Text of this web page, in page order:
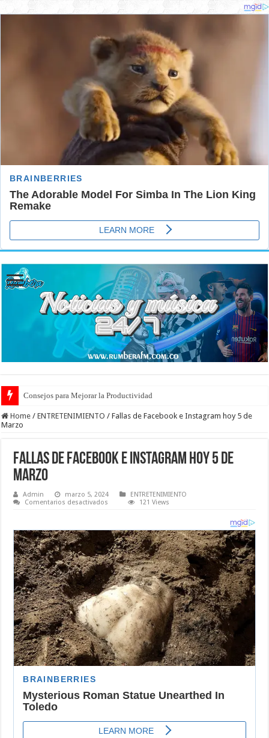
Consejos para Mejorar la Productividad
Home / ENTRETENIMIENTO / Fallas de Facebook e Instagram hoy 5 de
Marzo
Fallas de Facebook e Instagram hoy 5 de
Marzo
Admin marzo 5, 2024
ENTRETENIMIENTO
Comentarios desactivados
e
Instagram
hoy
5
de
Marzo
121 Views